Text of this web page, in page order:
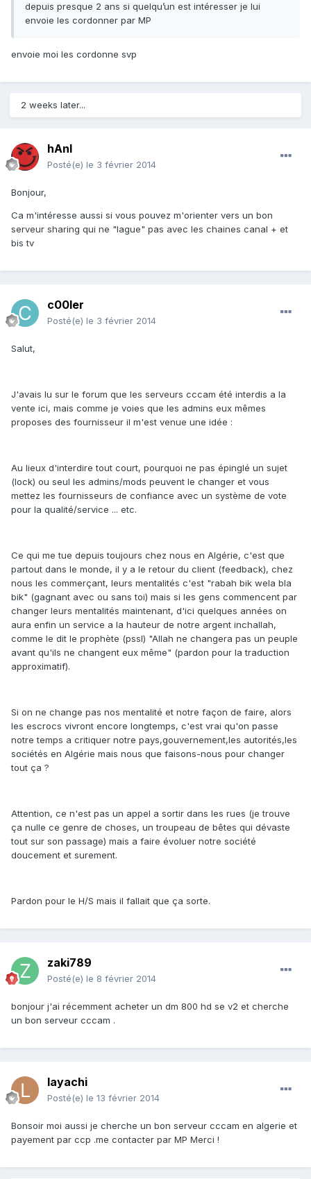
depuis presque 2 ans si quelqu’un est intéresser je lui
envoie les cordonner par MP
envoie moi les cordonne svp
2 weeks later...
hAnI
Posté(e) le 3 février 2014
Bonjour,
Ca m'intéresse aussi si vous pouvez m'orienter vers un bon
serveur sharing qui ne "lague" pas avec les chaines canal + et
bis tv
c00ler
Posté(e) le 3 février 2014
Salut,
J'avais lu sur le forum que les serveurs cccam été interdis a la
vente ici, mais comme je voies que les admins eux mêmes
proposes des fournisseur il m'est venue une idée :
Au lieux d'interdire tout court, pourquoi ne pas épinglé un sujet
(lock) ou seul les admins/mods peuvent le changer et vous
mettez les fournisseurs de confiance avec un système de vote
pour la qualité/service ... etc.
Ce qui me tue depuis toujours chez nous en Algérie, c'est que
partout dans le monde, il y a le retour du client (feedback), chez
nous les commerçant, leurs mentalités c'est "rabah bik wela bla
bik" (gagnant avec ou sans toi) mais si les gens commencent par
changer leurs mentalités maintenant, d'ici quelques années on
aura enfin un service a la hauteur de notre argent inchallah,
comme le dit le prophète (pssl) "Allah ne changera pas un peuple
avant qu'ils ne changent eux même" (pardon pour la traduction
approximatif).
Si on ne change pas nos mentalité et notre façon de faire, alors
les escrocs vivront encore longtemps, c'est vrai qu'on passe
notre temps a critiquer notre pays,gouvernement,les autorités,les
sociétés en Algérie mais nous que faisons-nous pour changer
tout ça ?
Attention, ce n'est pas un appel a sortir dans les rues (je trouve
ça nulle ce genre de choses, un troupeau de bêtes qui dévaste
tout sur son passage) mais a faire évoluer notre société
doucement et surement.
Pardon pour le H/S mais il fallait que ça sorte.
zaki789
Posté(e) le 8 février 2014
bonjour j'ai récemment acheter un dm 800 hd se v2 et cherche
un bon serveur cccam .
layachi
Posté(e) le 13 février 2014
Bonsoir moi aussi je cherche un bon serveur cccam en algerie et
payement par ccp .me contacter par MP Merci !